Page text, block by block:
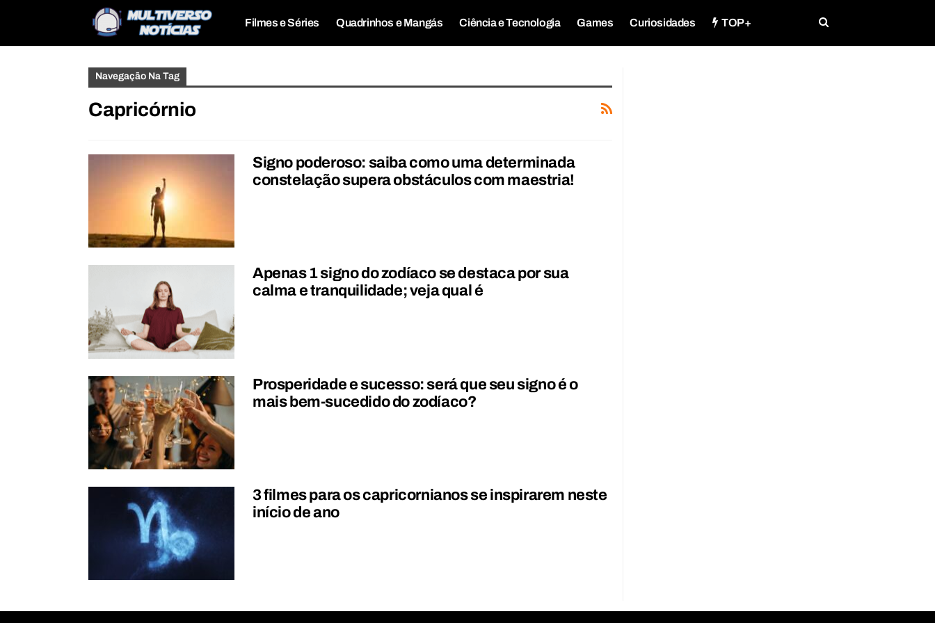
Filmes e Séries Quadrinhos e Mangás Ciência e Tecnologia Games Curiosidades TOP+
Navegação Na Tag
Capricórnio
Signo poderoso: saiba como uma determinada
constelação supera obstáculos com maestria!
Apenas 1 signo do zodíaco se destaca por sua
calma e tranquilidade; veja qual é
Prosperidade e sucesso: será que seu signo é o
mais bem-sucedido do zodíaco?
3 filmes para os capricornianos se inspirarem neste
início de ano